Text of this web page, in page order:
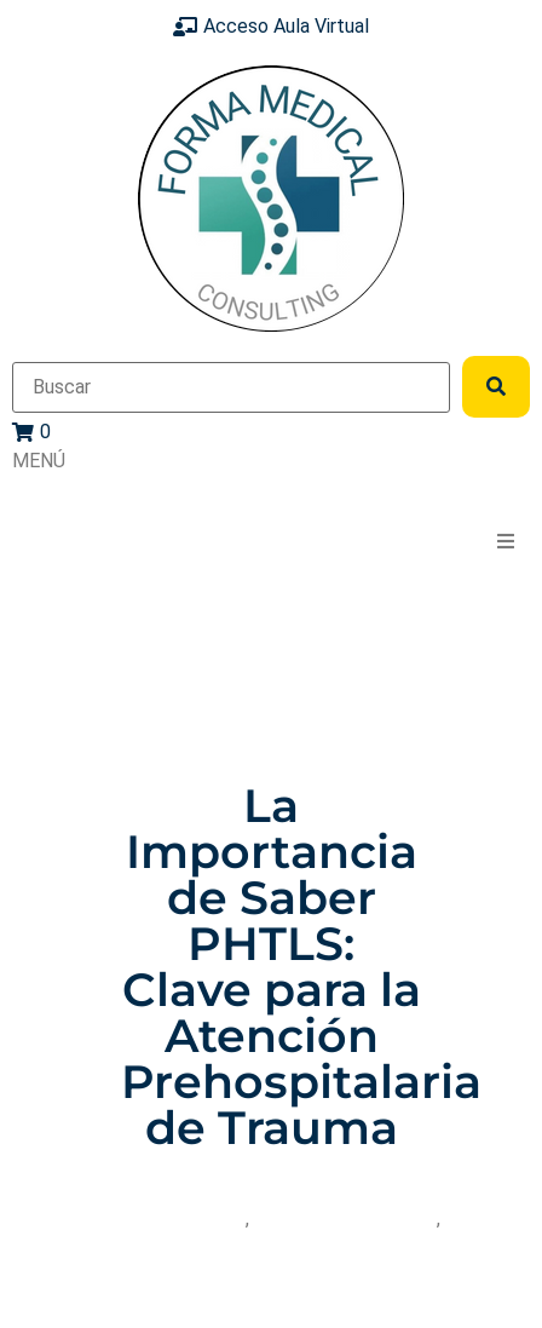
Acceso Aula Virtual
0
MENÚ
La
Importancia
de Saber
PHTLS:
Clave para la
Atención
Prehospitalaria
de Trauma
,
,